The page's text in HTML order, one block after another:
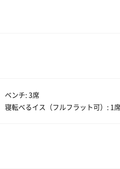
ンチ: 3席
転べるイス（フルフラット可）: